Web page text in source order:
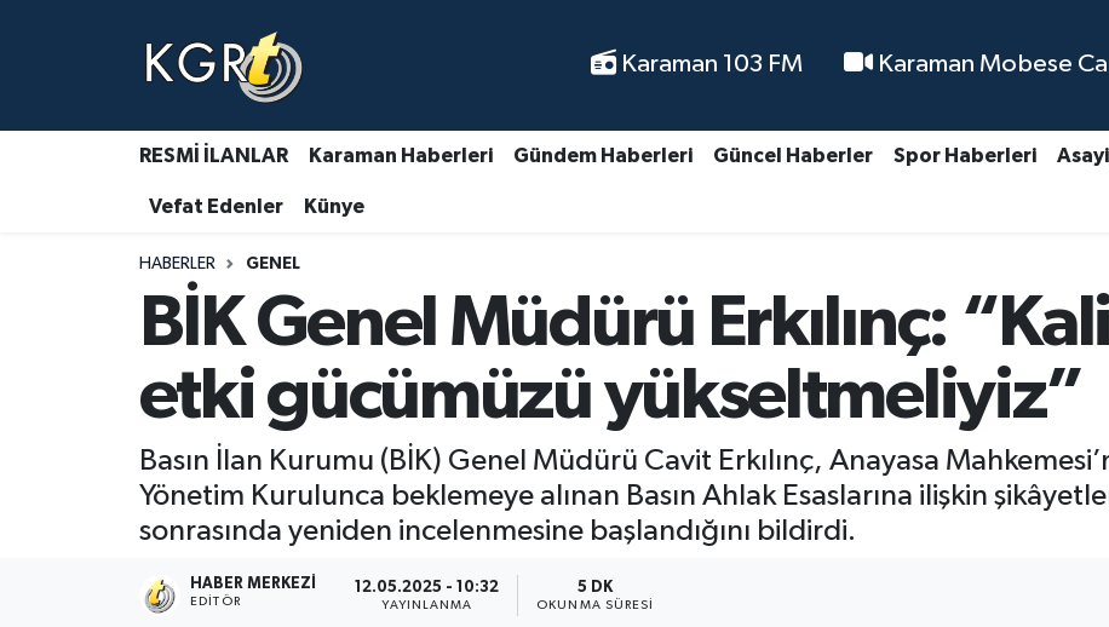
Karaman 103 FM Karaman Mobese
RESMİ İLANLAR Karaman Haberleri Gündem Haberleri Güncel Haberler Spor Haberleri
Vefat Edenler Künye
HABERLER GENEL
BİK Genel Müdürü Erkılınç:
etki gücümüzü yükseltmeliyiz”
Basın İlan Kurumu (BİK) Genel Müdürü Cavit Erkılınç, Anayasa
Yönetim Kurulunca beklemeye alınan Basın Ahlak Esaslarına ilişkin
sonrasında yeniden incelenmesine başlandığını bildirdi.
HABER MERKEZI
EDITÖR
12.05.2025 - 10:32
YAYINLANMA
5 DK
OKUNMA SÜRESI
Karaman Haberleri
Gündem Haberleri
Güncel Haberler
Spor Haberleri
Asayiş Haberleri
Ulusal Haberler
Vefat Edenler